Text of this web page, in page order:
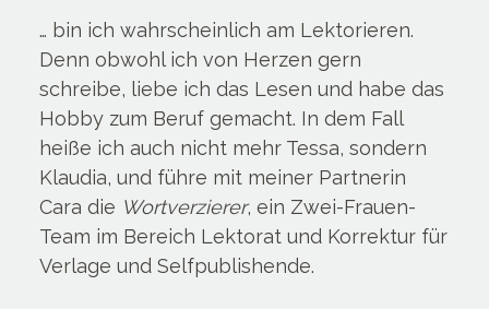
… bin ich wahrscheinlich am Lektorieren.
Denn obwohl ich von Herzen gern
schreibe, liebe ich das Lesen und habe das
Hobby zum Beruf gemacht. In dem Fall
heiße ich auch nicht mehr Tessa, sondern
Klaudia, und führe mit meiner Partnerin
Cara die Wortverzierer, ein Zwei-Frauen-
Team im Bereich Lektorat und Korrektur für
Verlage und Selfpublishende.